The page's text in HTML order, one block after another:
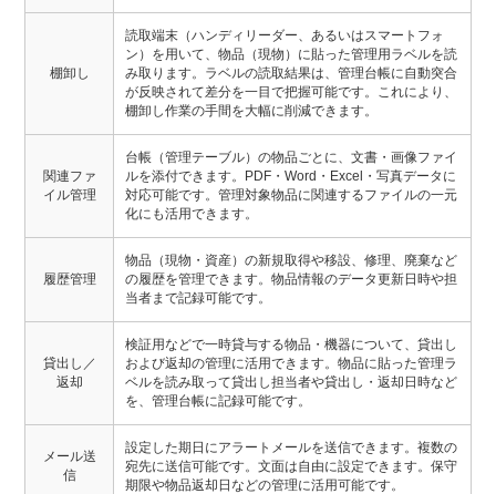
棚卸し
読取端末（ハンディリーダー、あるいはスマートフォ
ン）を用いて、物品（現物）に貼った管理用ラベルを読
み取ります。ラベルの読取結果は、管理台帳に自動突合
が反映されて差分を一目で把握可能です。これにより、
棚卸し作業の手間を大幅に削減できます。
関連ファ
イル管理
台帳（管理テーブル）の物品ごとに、文書・画像ファイ
ルを添付できます。PDF・Word・Excel・写真データに
対応可能です。管理対象物品に関連するファイルの一元
化にも活用できます。
履歴管理
物品（現物・資産）の新規取得や移設、修理、廃棄など
の履歴を管理できます。物品情報のデータ更新日時や担
当者まで記録可能です。
貸出し／
返却
検証用などで一時貸与する物品・機器について、貸出し
および返却の管理に活用できます。物品に貼った管理ラ
ベルを読み取って貸出し担当者や貸出し・返却日時など
を、管理台帳に記録可能です。
メール送
信
設定した期日にアラートメールを送信できます。複数の
宛先に送信可能です。文面は自由に設定できます。保守
期限や物品返却日などの管理に活用可能です。